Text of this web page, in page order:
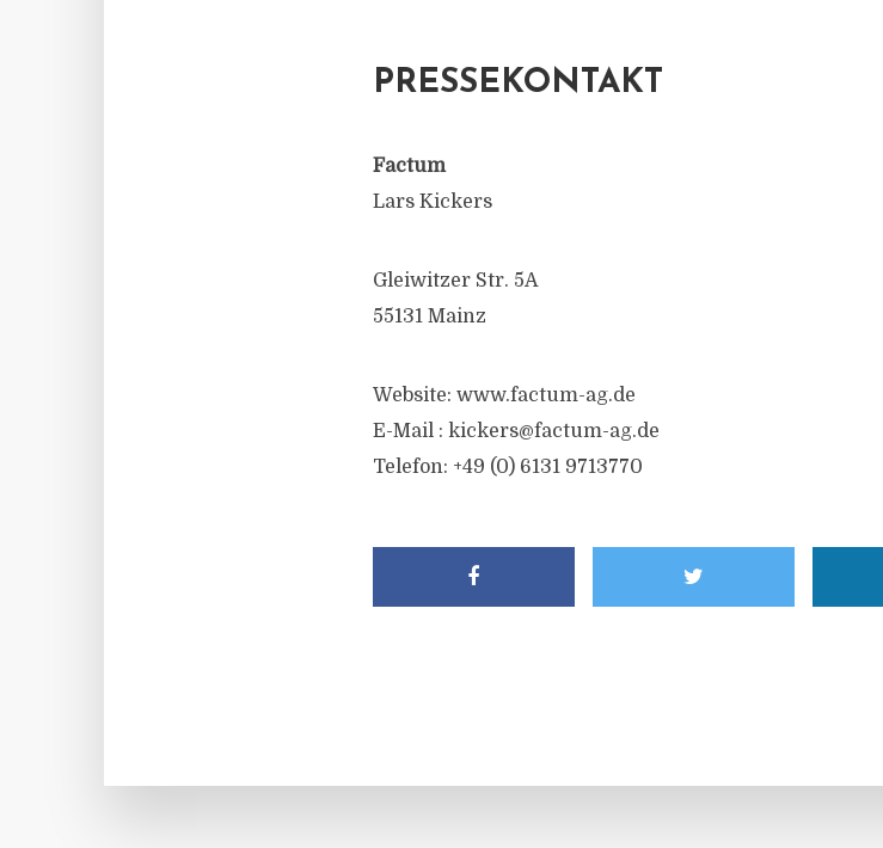
PRESSEKONTAKT
Factum
Lars Kickers
Gleiwitzer Str. 5A
55131 Mainz
Website: www.factum-ag.de
E-Mail : kickers@factum-ag.de
Telefon: +49 (0) 6131 9713770